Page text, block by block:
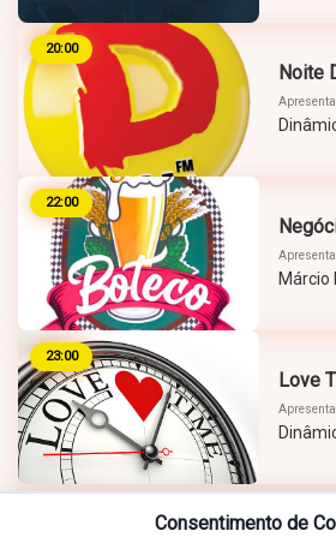
20:00
Noite
22:00
Márcio
23:00
Love
Consentimento de